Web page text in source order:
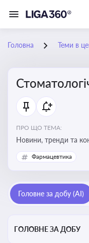
Головна Теми в
ПРО ЩО ТЕМА:
Новини, тренди та
стоматологічних
технологій та стратегій для покращення
Фармацевтика
Головне за добу (AI)
ГОЛОВНЕ ЗА ДОБУ